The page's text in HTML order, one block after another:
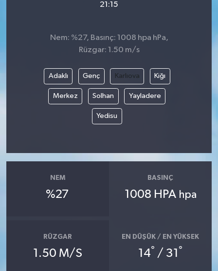
21:15
Nem: %27, Basınç: 1008 hpa hPa,
Rüzgar: 1.50 m/s
Adaklı Genç Karlıova Kiğı
Merkez Solhan Yayladere
Yedisu
NEM
%27
BASINÇ
1008 HPA hpa
RÜZGAR
1.50 M/S
EN DÜŞÜK / EN YÜKSEK
14° / 31 °